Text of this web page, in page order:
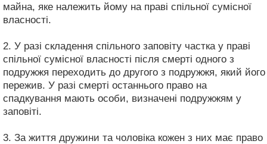
майна, яке належить йому на праві спільної сумісної
власності.
2. У разі складення спільного заповіту частка у праві
спільної сумісної власності після смерті одного з
подружжя переходить до другого з подружжя, який його
пережив. У разі смерті останнього право на
спадкування мають особи, визначені подружжям у
заповіті.
3. За життя дружини та чоловіка кожен з них має право